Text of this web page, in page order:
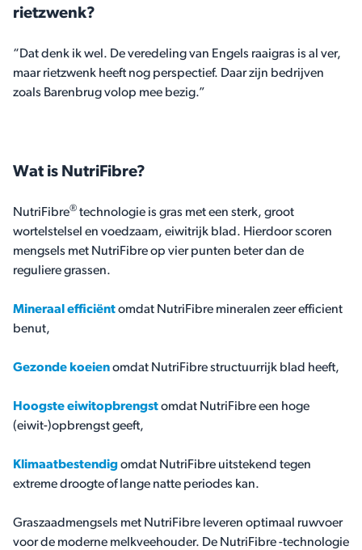
rietzwenk?
“Dat denk ik wel. De veredeling van Engels raaigras is al ver,
maar rietzwenk heeft nog perspectief. Daar zijn bedrijven
zoals Barenbrug volop mee bezig.”
Wat is NutriFibre?
NutriFibre® technologie is gras met een sterk, groot
wortelstelsel en voedzaam, eiwitrijk blad. Hierdoor scoren
mengsels met NutriFibre op vier punten beter dan de
reguliere grassen.
Mineraal efficiëntomdat NutriFibre mineralen zeer efficient
benut,
Gezonde koeienomdat NutriFibre structuurrijk blad heeft,
Hoogste eiwitopbrengstomdat NutriFibre een hoge
(eiwit-)opbrengst geeft,
Klimaatbestendigomdat NutriFibre uitstekend tegen
extreme droogte of lange natte periodes kan.
Graszaadmengsels met NutriFibre leveren optimaal ruwvoer
voor de moderne melkveehouder. De NutriFibre -technologie